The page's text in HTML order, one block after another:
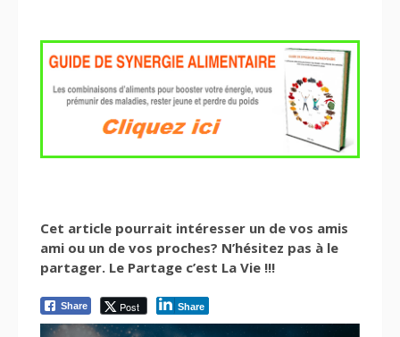
Cet article pourrait intéresser un de vos amis
ami ou un de vos proches? N’hésitez pas à le
partager. Le Partage c’est La Vie !!!
Share Post Share